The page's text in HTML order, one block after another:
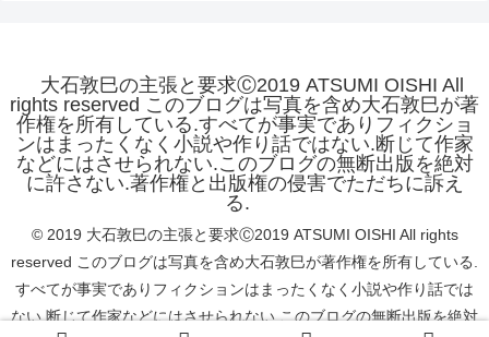
大石敦巳の主張と要求Ⓒ2019 ATSUMI OISHI All
rights reserved このブログは写真を含め大石敦巳が著
作権を所有している.すべてが事実でありフィクショ
ンはまったくなく小説や作り話ではない.断じて作家
などにはさせられない.このブログの無断出版を絶対
に許さない.著作権と出版権の侵害でただちに訴え
る.
© 2019 大石敦巳の主張と要求Ⓒ2019 ATSUMI OISHI All rights
reserved このブログは写真を含め大石敦巳が著作権を所有している.
すべてが事実でありフィクションはまったくなく小説や作り話では
ない.断じて作家などにはさせられない.このブログの無断出版を絶対